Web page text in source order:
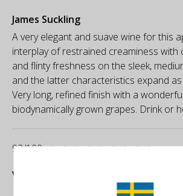
James Suckling
A very elegant and suave wine for this
interplay of restrained creaminess with
and flinty freshness on the sleek,
and the latter characteristics expand
Very long, refined finish with a
biodynamically grown grapes. Drink or
92/100
Vinous